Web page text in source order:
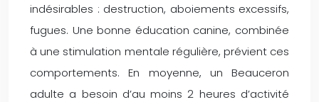
indésirables : destruction, aboiements excessifs,
fugues. Une bonne éducation canine, combinée
à une stimulation mentale régulière, prévient ces
comportements. En moyenne, un Beauceron
adulte a besoin d’au moins 2 heures d’activité